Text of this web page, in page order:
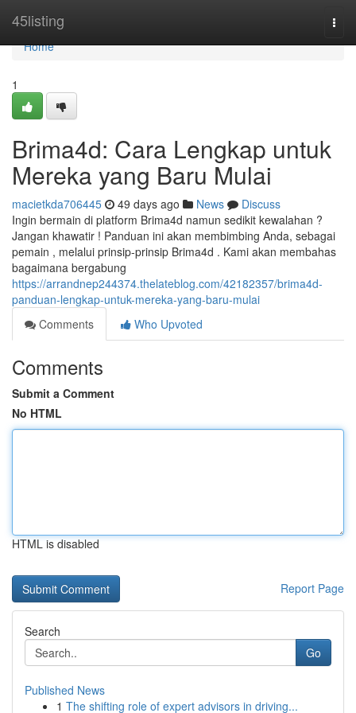
45listing
Home
Home
1
Brima4d: Cara Lengkap untuk
Mereka yang Baru Mulai
macietkda706445 49 days ago News
Discuss
Ingin bermain di platform Brima4d namun sedikit kewalahan ?
Jangan khawatir ! Panduan ini akan membimbing Anda, sebagai
pemain , melalui prinsip-prinsip Brima4d . Kami akan membahas
bagaimana bergabung
https://arrandnep244374.thelateblog.com/42182357/brima4d-
panduan-lengkap-untuk-mereka-yang-baru-mulai
Comments
Who Upvoted
Comments
Submit a Comment
No HTML
HTML is disabled
Report Page
Search
Go
Published News
1 The shifting role of expert advisors in driving...